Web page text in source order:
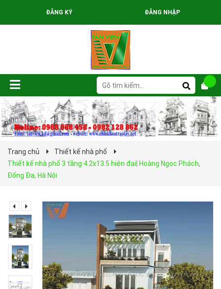
ĐĂNG KÝ ĐĂNG NHẬP
Trang chủ
Thiết kế nhà phố
Thiết kế nhà phố 3 tầng 4.2x13.5 hiện đại| Hoàng Ngọc Phách,
Đống Đa, Hà Nội